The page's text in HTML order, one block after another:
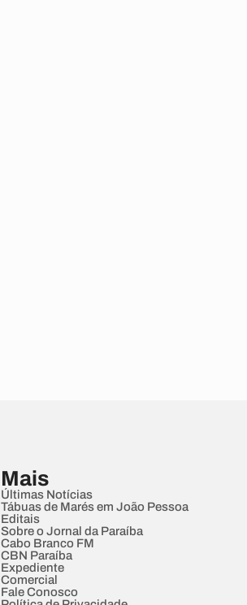
Mais
Últimas Notícias
Tábuas de Marés em João Pessoa
Editais
Sobre o Jornal da Paraíba
Cabo Branco FM
CBN Paraíba
Expediente
Comercial
Fale Conosco